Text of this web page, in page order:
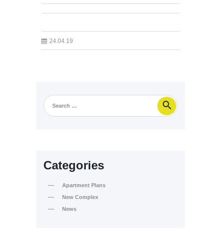
24.04.19
Categories
Apartment Plans
New Complex
News